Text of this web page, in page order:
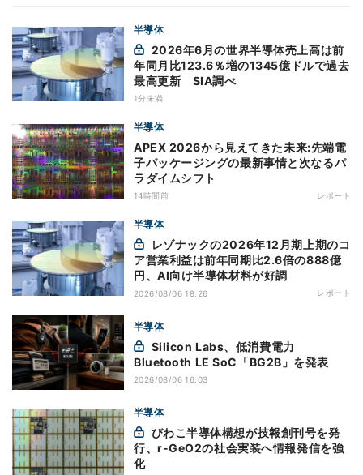
半導体
年同月比123.6％増の1345億ドルで過去
最高更新 SIA調べ
1分未満
半導体
APEX 2026から見えてきた未来:先端電
子パッケージングの最新事情と次なるパ
ラダイムシフト
14時間前 レポート
半導体
ア営業利益は前年同期比2.6倍の888億
円、AI向け半導体材料が好調
2026/08/06 18:26 レポート
半導体
Bluetooth LE SoC「BG2B」を発表
2026/08/06 16:03
半導体
行、r-GeO2の社会実装へ情報発信を強
化